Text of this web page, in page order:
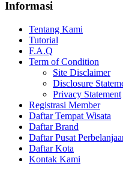
Informasi
Tentang Kami
Tutorial
F.A.Q
Term of Condition
Site Disclaimer
Disclosure
Privacy Statement
Registrasi Member
Daftar Tempat Wisata
Daftar Brand
Daftar Pusat
Daftar Kota
Kontak Kami